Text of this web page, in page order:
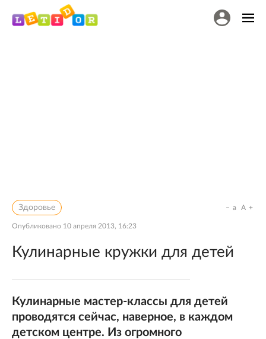
Здоровье
Опубликовано 10 апреля 2013, 16:23
a A
Кулинарные кружки для детей
Кулинарные мастер-классы для детей
проводятся сейчас, наверное, в каждом
детском центре. Из огромного